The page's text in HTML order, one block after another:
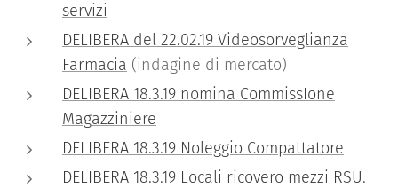
servizi
DELIBERA del 22.02.19 Videosorveglianza
Farmacia (indagine di mercato)
DELIBERA 18.3.19 nomina CommissIone
Magazziniere
DELIBERA 18.3.19 Noleggio Compattatore
DELIBERA 18.3.19 Locali ricovero mezzi RSU.